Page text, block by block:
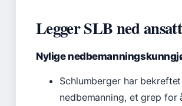
Legger SLB ned
Nylige
Schlumberger har bekreftet
nedbemanning, et grep for